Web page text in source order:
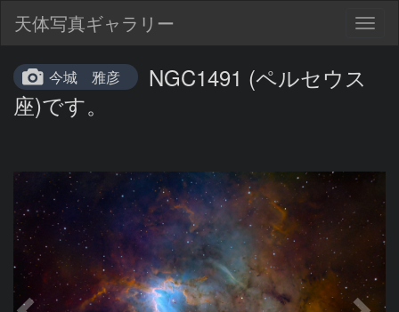
天体写真ギャラリー
今城 雅彦
NGC1491 (ペルセウス
座)です。